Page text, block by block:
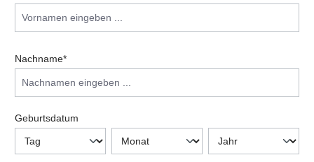
Nachname*
Geburtsdatum